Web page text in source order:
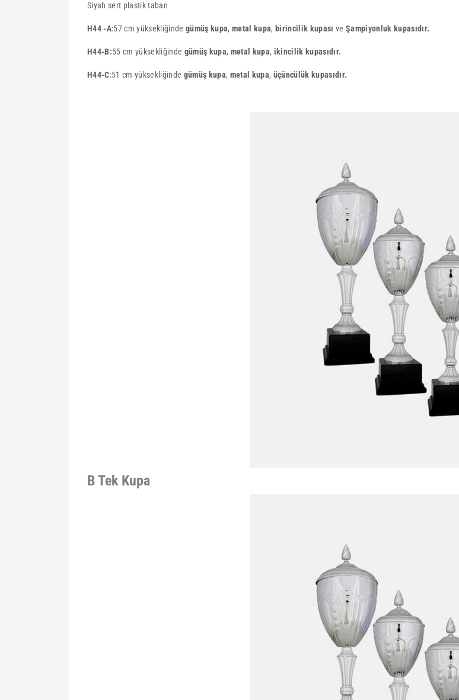
Siyah sert plastik taban
H44 -A:57 cm yüksekliğindegümüş kupa,metal kupa, birincilik kupası veŞampiyonluk kupasıdır.
H44-B:55 cm yüksekliğinde gümüş kupa, metal kupa, ikincilik kupasıdır.
H44-C:51 cm yüksekliğinde gümüş kupa, metal kupa, üçüncülük kupasıdır.
B Tek Kupa